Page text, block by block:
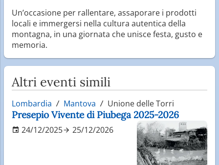
Un’occasione per rallentare, assaporare i prodotti
locali e immergersi nella cultura autentica della
montagna, in una giornata che unisce festa, gusto e
memoria.
Altri eventi simili
Lombardia Mantova Unione delle Torri
Presepio Vivente di Piubega 2025-2026
24/12/2025 25/12/2026